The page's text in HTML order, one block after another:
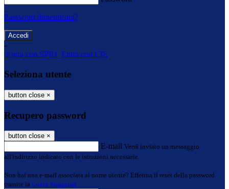
Password dimenticata?
-
Entra con SPID Entra con CIE
Seleziona utente
button close ×
Recupero password
button close ×
E-mail Verrà inviato un messaggio
all'indirizzo indicato con le istruzioni necessarie.
Non hai una e-mail associata al nome utente? Effettua il reset della password
tramite la Login Spaggiari